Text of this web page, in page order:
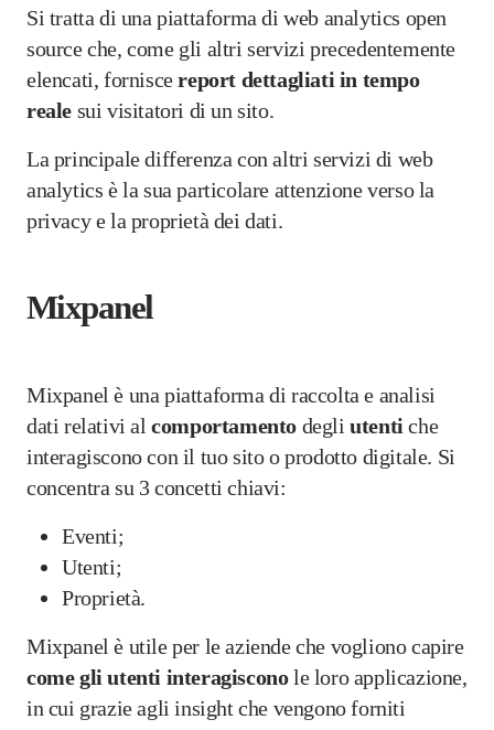
Si tratta di una piattaforma di web analytics open
source che, come gli altri servizi precedentemente
elencati, forniscereport dettagliati in tempo
reale sui visitatori di un sito.
La principale differenza con altri servizi di web
analytics è la sua particolare attenzione verso la
privacy e la proprietà dei dati.
Mixpanel
Mixpanel è una piattaforma di raccolta e analisi
dati relativi alcomportamento degliutenti che
interagiscono con il tuo sito o prodotto digitale. Si
concentra su 3 concetti chiavi:
Eventi;
Utenti;
Proprietà.
Mixpanel è utile per le aziende che vogliono capire
come gli utenti interagisconole loro applicazione,
in cui grazie agli insight che vengono forniti